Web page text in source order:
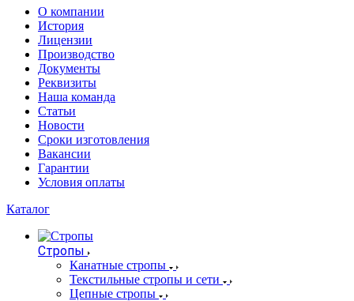
О компании
История
Лицензии
Производство
Документы
Реквизиты
Наша команда
Статьи
Новости
Сроки изготовления
Вакансии
Гарантии
Условия оплаты
Каталог
Стропы
Канатные стропы
Текстильные стропы и сети
Цепные стропы